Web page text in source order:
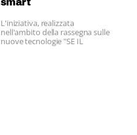
smart
L'iniziativa, realizzata
nell'ambito della rassegna sulle
nuove tecnologie "SE IL